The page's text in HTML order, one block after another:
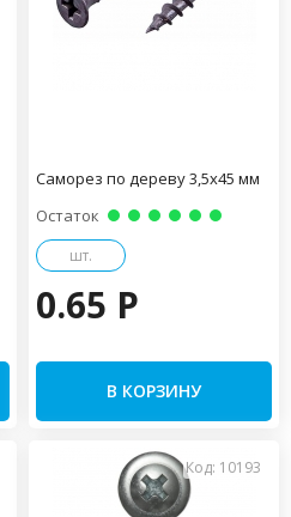
Саморез по дереву 3,5х45 мм
Остаток
шт.
0.65 P
В КОРЗИНУ
Код: 10193